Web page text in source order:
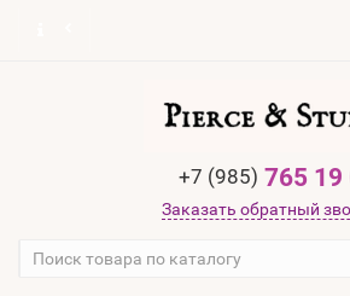
+7 (985) 765 19
Заказать обратный